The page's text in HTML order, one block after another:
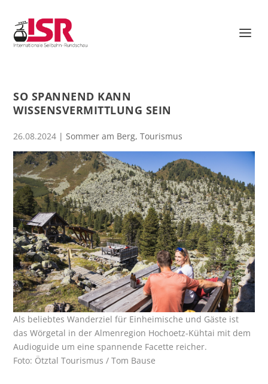
SO SPANNEND KANN
WISSENSVERMITTLUNG SEIN
26.08.2024 |Sommer am Berg,Tourismus
Als beliebtes Wanderziel für Einheimische und Gäste ist
das Wörgetal in der Almenregion Hochoetz-Kühtai mit dem
Audioguide um eine spannende Facette reicher.
Foto: Ötztal Tourismus / Tom Bause